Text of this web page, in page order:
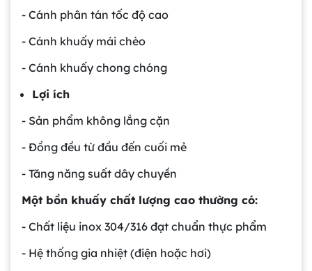
- Cánh phân tán tốc độ cao
- Cánh khuấy mái chèo
- Cánh khuấy chong chóng
Lợi ích
- Sản phẩm không lắng cặn
- Đồng đều từ đầu đến cuối mẻ
- Tăng năng suất dây chuyền
Một bồn khuấy chất lượng cao thường có:
- Chất liệu inox 304/316 đạt chuẩn thực phẩm
- Hệ thống gia nhiệt (điện hoặc hơi)